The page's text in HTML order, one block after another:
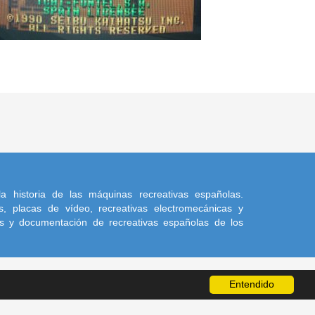
Entendido
historia de las máquinas recreativas españolas.
placas de vídeo, recreativas electromecánicas y
y documentación de recreativas españolas de los